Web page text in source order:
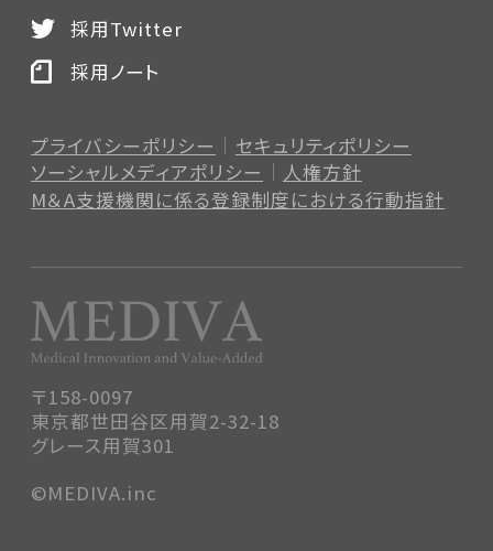
〒158-0097
東京都世田谷区用賀2-32-18
グレース用賀301
プライバシーポリシー
セキュリティポリシー
ソーシャルメディアポリシー
人権方針
M＆A支援機関に係る登録制度における行動指針
採用Twitter
採用ノート
©MEDIVA.inc